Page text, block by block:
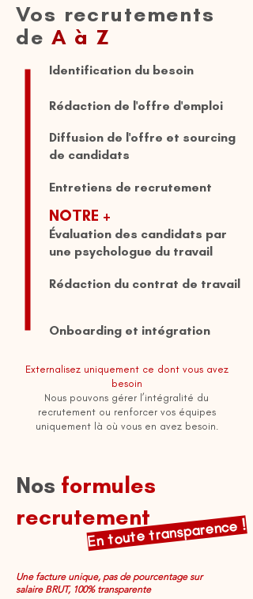
Vos recrutements
de A à Z
Identification du besoin
Rédaction de l'offre d'emploi
Diffusion de l'offre et sourcing
de candidats
​Entretiens de recrutement
NOTRE +
Évaluation des candidats par
une psychologue du travail
Rédaction du contrat de travail
Onboarding et intégration
Externalisez uniquement ce dont vous avez
besoin
Nous pouvons gérer l’intégralité du
recrutement ou renforcer vos équipes
uniquement là où vous en avez besoin.
Nos formules
recrutementEn toute transparence !
Une facture unique, pas de pourcentage sur
salaire BRUT, 100% transparente